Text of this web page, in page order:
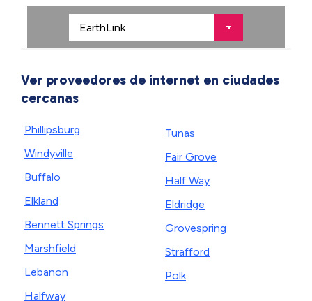
Ver proveedores de internet en ciudades
cercanas
Phillipsburg
Windyville
Buffalo
Elkland
Bennett Springs
Marshfield
Lebanon
Halfway
Tunas
Fair Grove
Half Way
Eldridge
Grovespring
Strafford
Polk